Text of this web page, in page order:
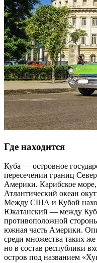
Где находится
Куба — островное
пересечении границ
Америки. Карибское
Атлантический океан
Между США и Кубой
Юкатанский — между
противоположной
южная часть Америки.
среди множества таких
но в состав республики
остров под названием